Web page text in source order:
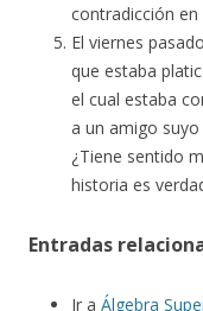
contradicción en
El viernes
que estaba
el cual estaba
a un amigo
¿Tiene sentido
historia es
Entradas
Ir a Álgebra